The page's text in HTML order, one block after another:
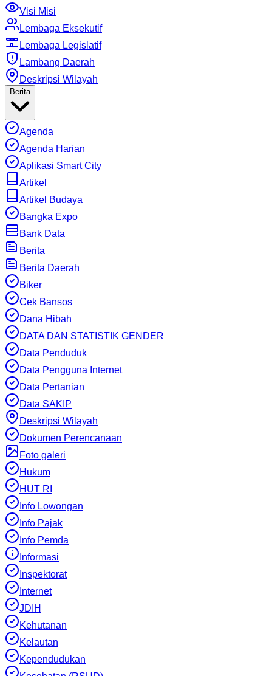
Visi Misi
Lembaga Eksekutif
Lembaga Legislatif
Lambang Daerah
Deskripsi Wilayah
Berita
Agenda
Agenda Harian
Aplikasi Smart City
Artikel
Artikel Budaya
Bangka Expo
Bank Data
Berita
Berita Daerah
Biker
Cek Bansos
Dana Hibah
DATA DAN STATISTIK GENDER
Data Penduduk
Data Pengguna Internet
Data Pertanian
Data SAKIP
Deskripsi Wilayah
Dokumen Perencanaan
Foto galeri
Hukum
HUT RI
Info Lowongan
Info Pajak
Info Pemda
Informasi
Inspektorat
Internet
JDIH
Kehutanan
Kelautan
Kependudukan